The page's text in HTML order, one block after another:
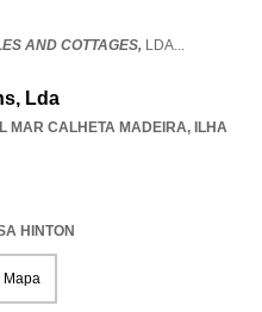
AND COTTAGES, LDA...
Lda
MAR CALHETA MADEIRA, ILHA
HINTON
Mapa